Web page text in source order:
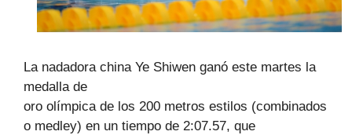
La nadadora china Ye Shiwen ganó este martes la
medalla de
oro olímpica de los 200 metros estilos (combinados
o medley) en un tiempo de 2:07.57, que